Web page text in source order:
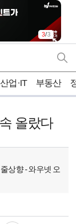
3/3
산업·IT 부동산
올랐다
상향 - 와우넷 오